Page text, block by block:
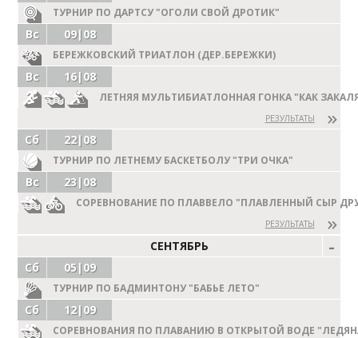
ТУРНИР ПО ДАРТСУ "ОГОЛИ СВОЙ ДРОТИК"
Вс 09|08
БЕРЕЖКОВСКИЙ ТРИАТЛОН (ДЕР.БЕРЕЖКИ)
Вс 16|08
ЛЕТНЯЯ МУЛЬТИБИАТЛОННАЯ ГОНКА "КАК
РЕЗУЛЬТАТЫ
Сб 22|08
ТУРНИР ПО ЛЕТНЕМУ БАСКЕТБОЛУ "ТРИ ОЧКА"
Вс 23|08
СОРЕВНОВАНИЕ ПО ПЛАВВЕЛО "ПЛАВЛЕННЫЙ СЫР
РЕЗУЛЬТАТЫ
СЕНТЯБРЬ
Сб
05|09
ТУРНИР ПО БАДМИНТОНУ "БАБЬЕ ЛЕТО"
Сб 12|09
СОРЕВНОВАНИЯ ПО ПЛАВАНИЮ В ОТКРЫТОЙ ВОДЕ